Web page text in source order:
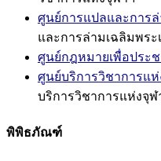
ศูนย์การแปลและการ
และการล่ามเฉลิมพระ
ศูนย์กฎหมายเพื่อประ
ศูนย์บริการวิชาการแ
บริการวิชาการแห่งจุ
พิพิธภัณฑ์